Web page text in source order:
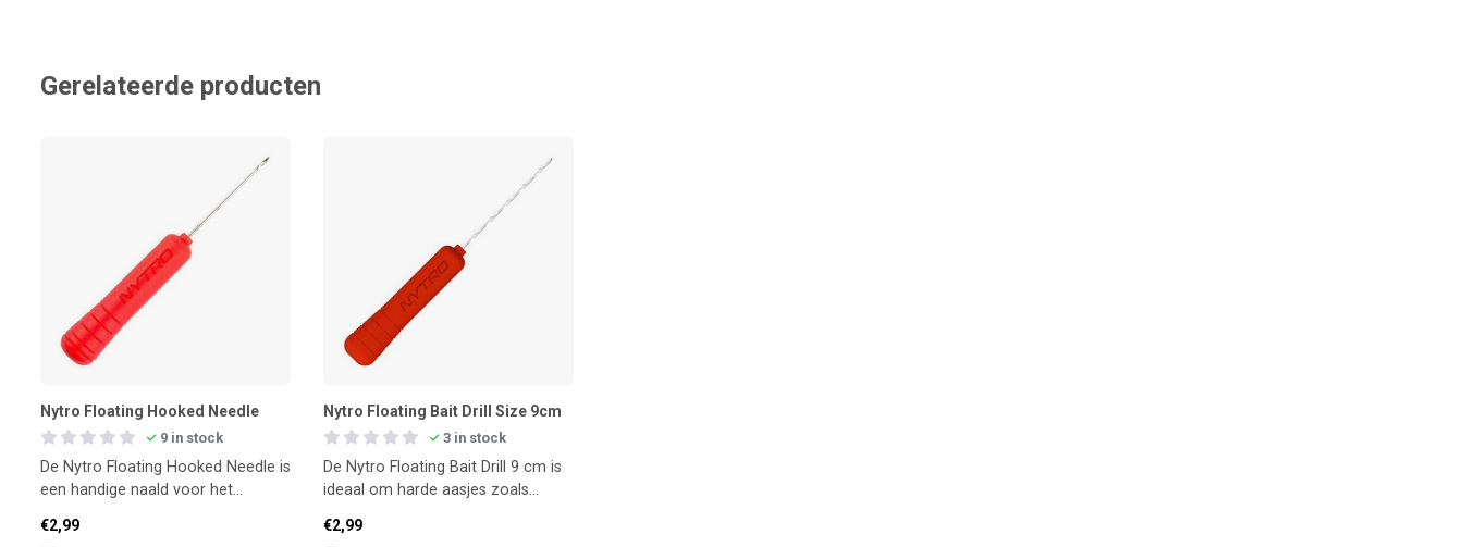
Gerelateerde producten
Nytro Floating Hooked Needle
9 in stock
De Nytro Floating Hooked Needle is
een handige naald voor het
mais
€2,99
Nytro Floating Bait Drill Size 9cm
3 in stock
De Nytro Floating Bait Drill 9 cm is
ideaal om harde aasjes zoals
€2,99